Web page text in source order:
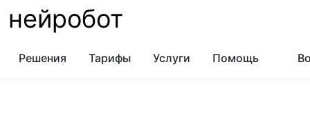
нейробот
Решения Тарифы Услуги Помощь